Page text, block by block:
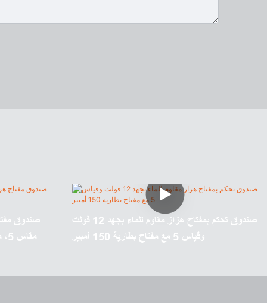
مقاس 5، مزود بمفتاح فصل بطارية 150 أمبير
صندوق تحكم بمفتاح هزاز مقاوم للماء بجهد 12 فولت
وقياس 5 مع مفتاح بطارية 150 أمبير